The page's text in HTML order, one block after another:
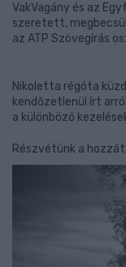
VakVagány és az
szeretett,
az ATP Szövegírás
Nikoletta régóta
kendőzetlenül írt
a különböző
Részvétünk a